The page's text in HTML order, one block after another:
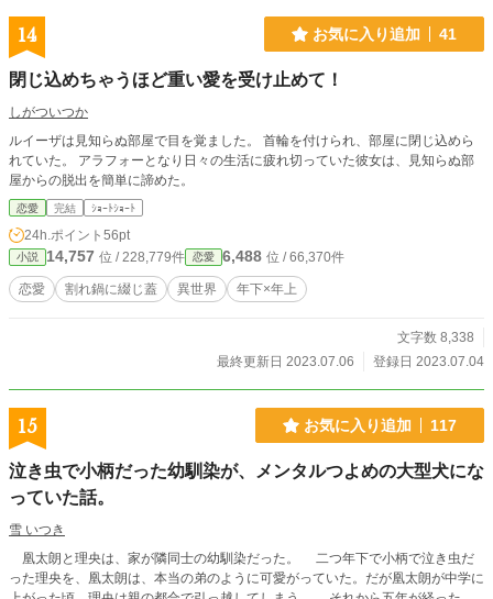
14 お気に入り追加 41
閉じ込めちゃうほど重い愛を受け止めて！
しがついつか
ルイーザは見知らぬ部屋で目を覚ました。 首輪を付けられ、部屋に閉じ込めら
れていた。 アラフォーとなり日々の生活に疲れ切っていた彼女は、見知らぬ部
屋からの脱出を簡単に諦めた。
恋愛 完結 ｼｮｰﾄｼｮｰﾄ
24h.ポイント 56pt
小説 14,757 位 / 228,779件 恋愛 6,488 位 / 66,370件
恋愛 割れ鍋に綴じ蓋 異世界 年下×年上
文字数 8,338
最終更新日 2023.07.06
登録日 2023.07.04
15 お気に入り追加 117
泣き虫で小柄だった幼馴染が、メンタルつよめの大型犬にな
っていた話。
雪 いつき
凰太朗と理央は、家が隣同士の幼馴染だった。 二つ年下で小柄で泣き虫だ
った理央を、凰太朗は、本当の弟のように可愛がっていた。だが凰太朗が中学に